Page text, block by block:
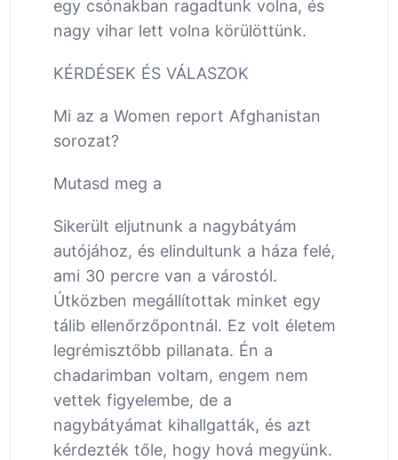
egy csónakban ragadtunk volna, és
nagy vihar lett volna körülöttünk.
KÉRDÉSEK ÉS VÁLASZOK
Mi az a Women report Afghanistan
sorozat?
Mutasd meg a
Sikerült eljutnunk a nagybátyám
autójához, és elindultunk a háza felé,
ami 30 percre van a várostól.
Útközben megállítottak minket egy
tálib ellenőrzőpontnál. Ez volt életem
legrémisztőbb pillanata. Én a
chadarimban voltam, engem nem
vettek figyelembe, de a
nagybátyámat kihallgatták, és azt
kérdezték tőle, hogy hová megyünk.